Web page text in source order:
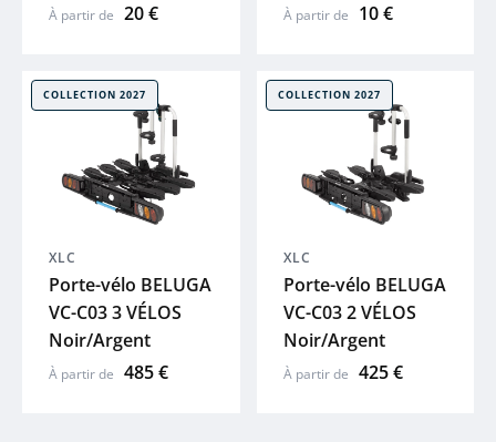
À partir de 20 € À partir de 10 €
COLLECTION 2027
XLC
Porte-vélo BELUGA
VC-C03 3 VÉLOS
Noir/Argent
À partir de 485 €
COLLECTION 2027
XLC
Porte-vélo BELUGA
VC-C03 2 VÉLOS
Noir/Argent
À partir de 425 €